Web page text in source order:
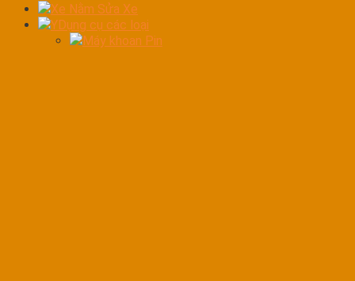
Xe Nằm Sửa Xe
YDụng cụ các loại
Máy khoan Pin